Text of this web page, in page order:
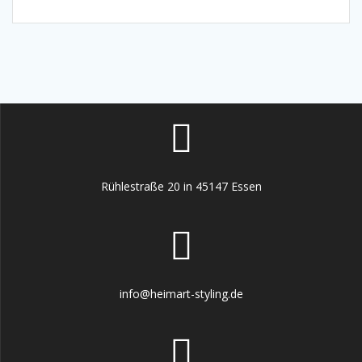
Rühlestraße 20 in 45147 Essen
info@heimart-styling.de